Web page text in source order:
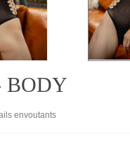
BODY
envoutants